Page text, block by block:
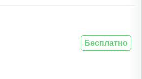
Бесплатно